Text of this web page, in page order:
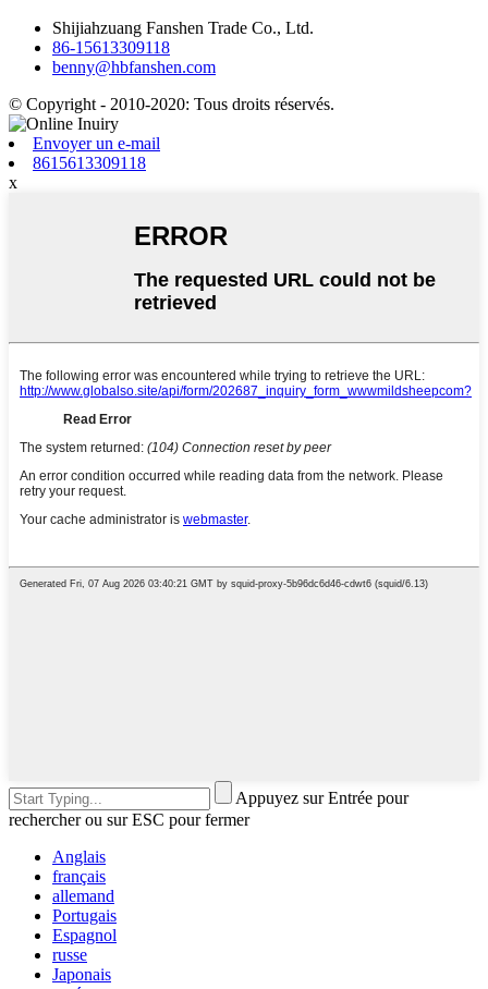
Shijiahzuang Fanshen Trade Co., Ltd.
86-15613309118
benny@hbfanshen.com
© Copyright - 2010-2020: Tous droits réservés.
Envoyer un e-mail
8615613309118
x
Appuyez sur Entrée pour
rechercher ou sur ESC pour fermer
Anglais
français
allemand
Portugais
Espagnol
russe
Japonais